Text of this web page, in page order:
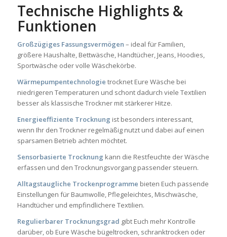
Technische Highlights &
Funktionen
Großzügiges Fassungsvermögen – ideal für Familien,
größere Haushalte, Bettwäsche, Handtücher, Jeans, Hoodies,
Sportwäsche oder volle Wäschekörbe.
Wärmepumpentechnologie trocknet Eure Wäsche bei
niedrigeren Temperaturen und schont dadurch viele Textilien
besser als klassische Trockner mit stärkerer Hitze.
Energieeffiziente Trocknung ist besonders interessant,
wenn Ihr den Trockner regelmäßig nutzt und dabei auf einen
sparsamen Betrieb achten möchtet.
Sensorbasierte Trocknung kann die Restfeuchte der Wäsche
erfassen und den Trocknungsvorgang passender steuern.
Alltagstaugliche Trockenprogramme bieten Euch passende
Einstellungen für Baumwolle, Pflegeleichtes, Mischwäsche,
Handtücher und empfindlichere Textilien.
Regulierbarer Trocknungsgrad gibt Euch mehr Kontrolle
darüber, ob Eure Wäsche bügeltrocken, schranktrocken oder